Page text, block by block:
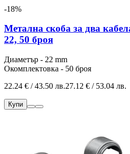
-18%
Метална скоба за два
22, 50 броя
Диаметър - 22 mm
Окомплектовка - 50 броя
22.24 € / 43.50 лв.27.12 € / 53.04 лв.
Купи